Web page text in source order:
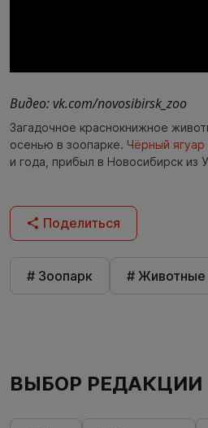
Видео: vk.com/novosibirsk_zoo
Загадочное краснокнижное
осенью в зоопарке. Чёрный ягуар
и года, прибыл в Новосибирск из
Поделиться
# Зоопарк # Животные
ВЫБОР РЕДАКЦИИ